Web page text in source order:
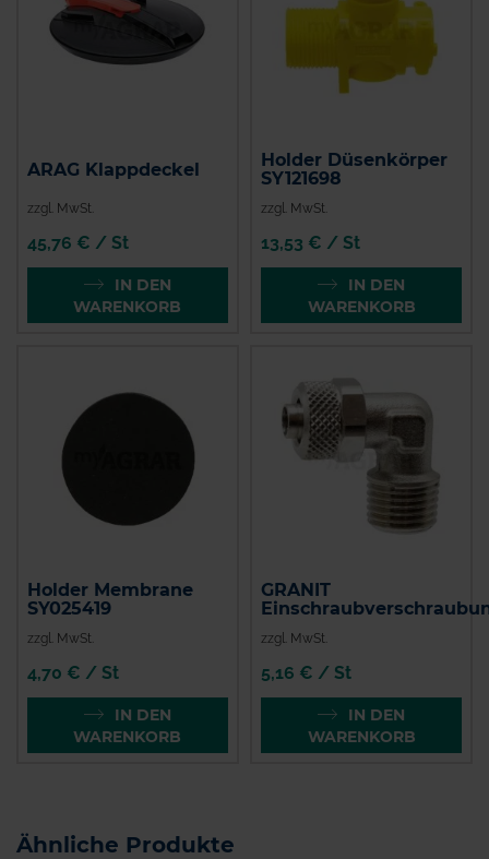
ARAG Klappdeckel
zzgl. MwSt.
45,76 € / St
IN DEN
WARENKORB
Holder Düsenkörper
SY121698
zzgl. MwSt.
13,53 € / St
IN DEN
WARENKORB
Holder Membrane
SY025419
zzgl. MwSt.
4,70 € / St
IN DEN
WARENKORB
GRANIT
zzgl. MwSt.
5,16 € / St
IN DEN
WARENKORB
Ähnliche Produkte